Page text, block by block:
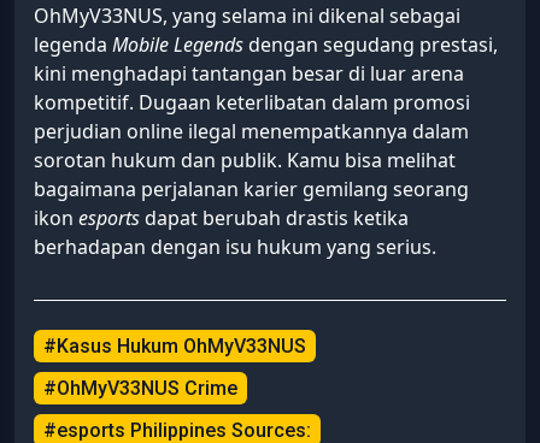
OhMyV33NUS, yang selama ini dikenal sebagai
legenda Mobile Legendsdengan segudang prestasi,
kini menghadapi tantangan besar di luar arena
kompetitif. Dugaan keterlibatan dalam promosi
perjudian online ilegal menempatkannya dalam
sorotan hukum dan publik. Kamu bisa melihat
bagaimana perjalanan karier gemilang seorang
ikon esportsdapat berubah drastis ketika
berhadapan dengan isu hukum yang serius.
#Kasus Hukum OhMyV33NUS
#OhMyV33NUS Crime
#esports Philippines Sources: